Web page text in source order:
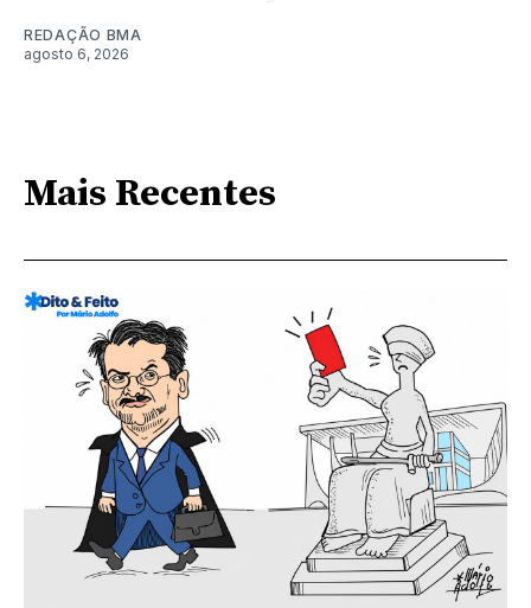
REDAÇÃO BMA
agosto 6, 2026
Mais Recentes